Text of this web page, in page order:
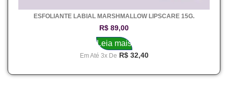
ESFOLIANTE LABIAL MARSHMALLOW LIPSCARE 15G.
R$ 89,00
Leia mais
Em Até 3x De R$32,40